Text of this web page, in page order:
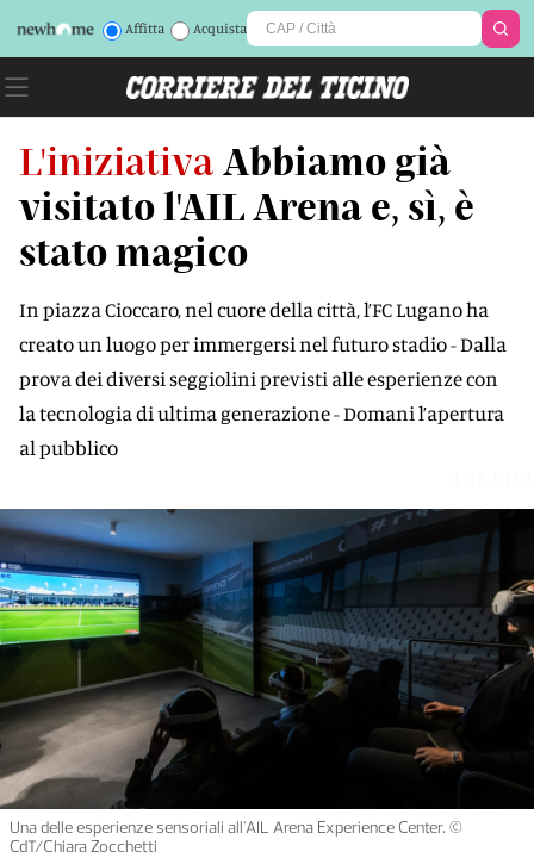
Affitta Acquista
L'iniziativa Abbiamo già
visitato l'AIL Arena e, sì, è
stato magico
In piazza Cioccaro, nel cuore della città, l’FC Lugano ha
creato un luogo per immergersi nel futuro stadio - Dalla
prova dei diversi seggiolini previsti alle esperienze con
la tecnologia di ultima generazione - Domani l’apertura
al pubblico
Una delle esperienze sensoriali all'AIL Arena Experience Center. ©
CdT/Chiara Zocchetti